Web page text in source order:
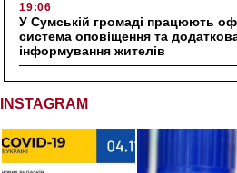
19:06
У Сумській громаді працюють
система оповіщення та
інформування жителів
INSTAGRAM